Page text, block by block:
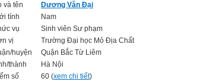
và tên
Dương Văn Đại
tính
Nam
vụ
Sinh viên Sư phạm
vị
Trường Đại học Mỏ Địa Chất
huyện
Quận Bắc Từ Liêm
thành
Hà Nội
số
60 (xem chi tiết)